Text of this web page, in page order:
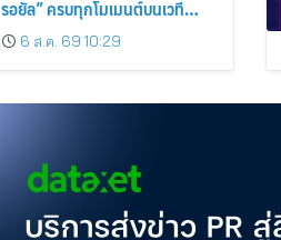
รอยัล” ครบทุกโมเมนต์บนเวที
AMERICA’S GOT TALENT
SEASON 21
6 ส.ค. 69 10:29